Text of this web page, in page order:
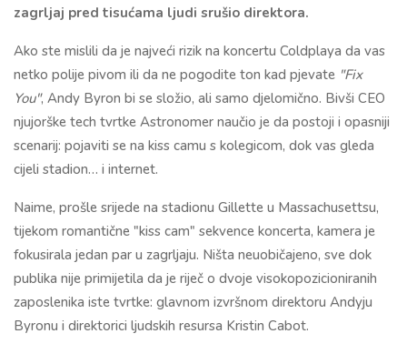
zagrljaj pred tisućama ljudi srušio direktora.
Ako ste mislili da je najveći rizik na koncertu Coldplaya da vas
netko polije pivom ili da ne pogodite ton kad pjevate "Fix
You", Andy Byron bi se složio, ali samo djelomično. Bivši CEO
njujorške tech tvrtke Astronomer naučio je da postoji i opasniji
scenarij: pojaviti se na kiss camu s kolegicom, dok vas gleda
cijeli stadion… i internet.
Naime, prošle srijede na stadionu Gillette u Massachusettsu,
tijekom romantične "kiss cam" sekvence koncerta, kamera je
fokusirala jedan par u zagrljaju. Ništa neuobičajeno, sve dok
publika nije primijetila da je riječ o dvoje visokopozicioniranih
zaposlenika iste tvrtke: glavnom izvršnom direktoru Andyju
Byronu i direktorici ljudskih resursa Kristin Cabot.